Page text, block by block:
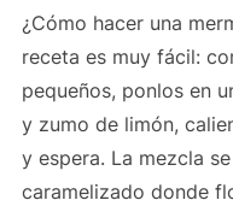
¿Cómo hacer una
receta es muy fácil:
pequeños, ponlos en
y zumo de limón,
y espera. La mezcla
caramelizado donde